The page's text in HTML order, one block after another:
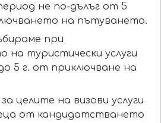
не по-дълъг от 5
на пътуването.
при
на туристически услуги
5 г. от приключване на
целите на визови услуги
от кандидатстването